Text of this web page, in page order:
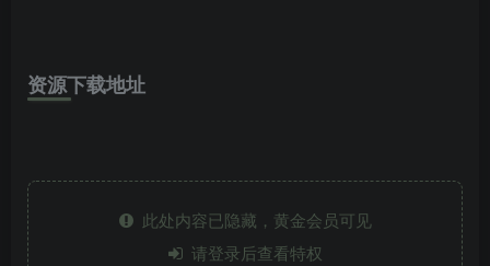
资源下载地址
此处内容已隐藏，黄金会员可见
请登录后查看特权